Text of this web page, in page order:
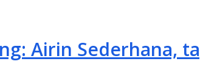
Airin Sederhana,